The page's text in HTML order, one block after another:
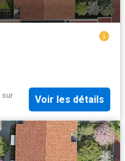
sur
Voir les détails